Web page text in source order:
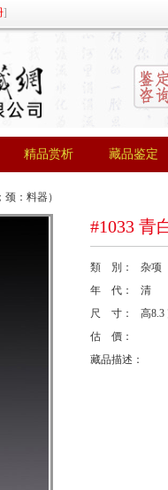
]
精品赏析
精品赏析
藏品鉴定
：料器）
#1033 青
類 別： 杂项
年 代： 清
尺 寸： 高8.3
估 價：
藏品描述：